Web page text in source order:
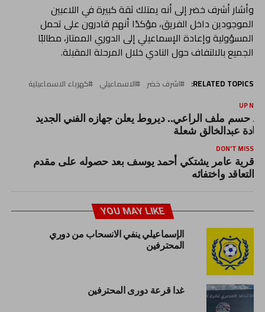
وأشار أشرف خضر إلى أنه يمتلك ثقة كبيرة في اللاعبين
الموجودين داخل الفريق، مؤكدًا أنهم قادرون على تحمل
المسؤولية وإعادة الإسماعيلي إلى الدوري الممتاز، مطالبًا
الجميع بالالتفاف حول النادي خلال المرحلة المقبلة.
RELATED TOPICS: اشرف خضر الاسماعيلي كهرباء الاسماعيلية
UP
حسم ملف الراعي.. ديروط يعلن جهازه الفني الجديد
عبدالخالق شعلة
DON'T MISS
قرية عامر يشتكي أحمد يوسف بعد حصوله على مقدم
التعاقد واختفائه
YOU MAY LIKE
الإسماعيلي ينفي الانسحاب من دوري
المحترفين
غدا قرعة دورى المحترفين